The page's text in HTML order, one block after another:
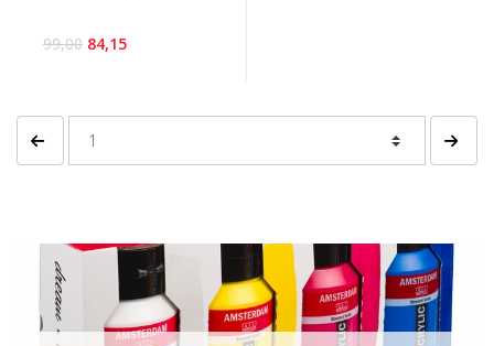
99,00 84,15
Vorige pagina
Banner row 2